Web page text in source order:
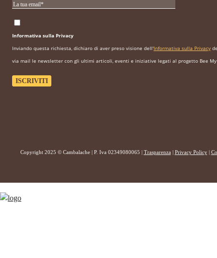
Informativa sulla Privacy
Inviando questa richiesta, dichiaro di aver preso visione dell'Informativa sulla Privacy
via mail le newsletter con gli ultimi articoli, eventi e iniziative legati al progetto Bee My
Copyright 2025 © Cambalache | P. Iva 02349080065 | Trasparenza | Privacy Policy|